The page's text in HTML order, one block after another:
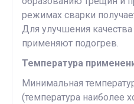
режимах сварки
Для улучшения качества
применяют подогрев.
Температура
Минимальная
(температура наиболее